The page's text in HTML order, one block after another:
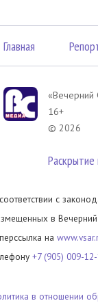
Главная
«Вечерний
16+
© 2026
с
в Вечерний
на
+7 (905) 009-
в отношении